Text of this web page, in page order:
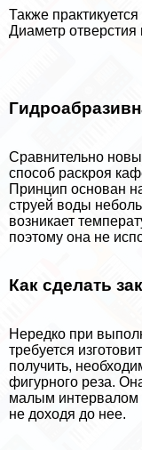
Также
Диаметр
Сравнительно
способ раскроя
Принцип основан
струей воды
возникает
поэтому она не
Как сделать
Нередко при
требуется
получить,
фигурного реза.
малым интервалом
не доходя до нее.